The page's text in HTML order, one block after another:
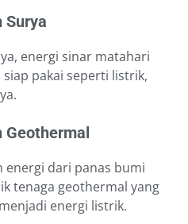
Surya
energi sinar matahari
pakai seperti listrik,
Geothermal
energi dari panas bumi
tenaga geothermal yang
energi listrik.